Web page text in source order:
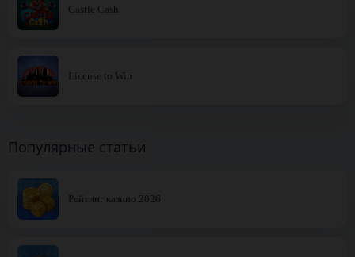
Castle Cash
License to Win
Популярные статьи
Рейтинг казино 2026